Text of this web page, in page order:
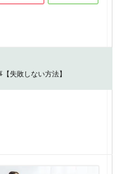
失敗しない方法】